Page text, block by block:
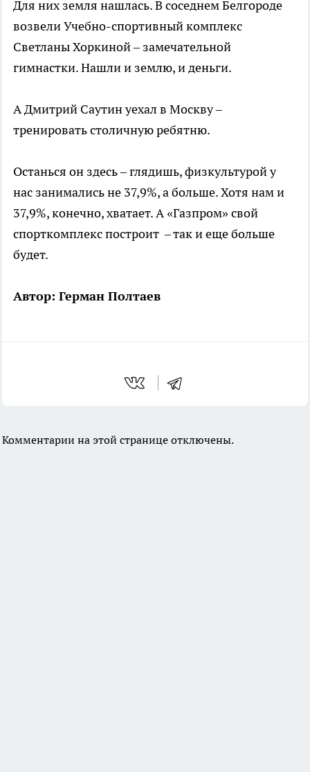
Для них земля нашлась. В соседнем Белгороде
возвели Учебно-спортивный комплекс
Светланы Хоркиной – замечательной
гимнастки. Нашли и землю, и деньги.
А Дмитрий Саутин уехал в Москву –
тренировать столичную ребятню.
Останься он здесь – глядишь, физкультурой у
нас занимались не 37,9%, а больше. Хотя нам и
37,9%, конечно, хватает. А «Газпром» свой
спорткомплекс построит – так и еще больше
будет.
Автор: Герман Полтаев
Комментарии на этой странице отключены.